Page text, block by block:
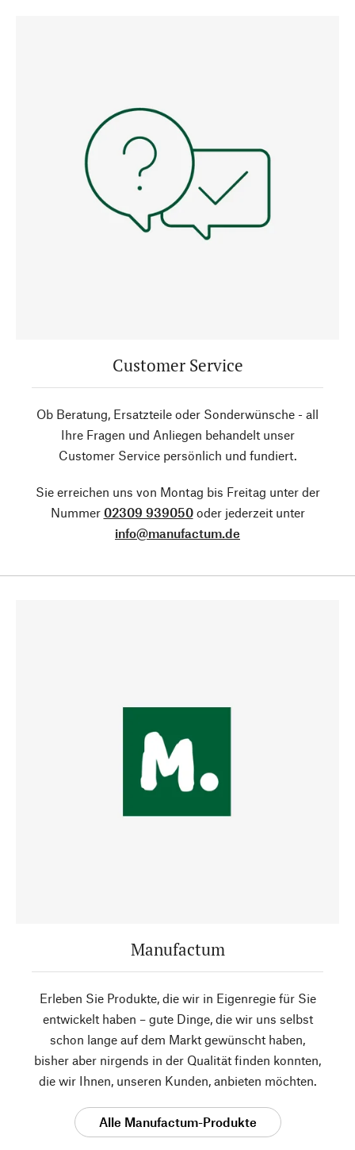
Customer Service
Ob Beratung, Ersatzteile oder Sonderwünsche - all
Ihre Fragen und Anliegen behandelt unser
Customer Service persönlich und fundiert.
Sie erreichen uns von Montag bis Freitag unter der
Nummer 02309 939050oder jederzeit unter
info@manufactum.de
Manufactum
Erleben Sie Produkte, die wir in Eigenregie für Sie
entwickelt haben – gute Dinge, die wir uns selbst
schon lange auf dem Markt gewünscht haben,
bisher aber nirgends in der Qualität finden konnten,
die wir Ihnen, unseren Kunden, anbieten möchten.
Alle Manufactum-Produkte